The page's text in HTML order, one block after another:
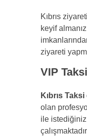
Kıbrıs
keyif
ziyareti
VIP
Kıbrıs Taksi
olan
ile istediğiniz